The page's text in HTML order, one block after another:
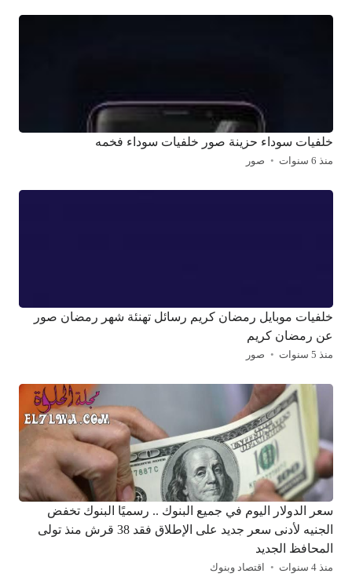
خلفيات سوداء حزينة صور خلفيات سوداء فخمه
منذ 6 سنوات صور
خلفيات موبايل رمضان كريم رسائل تهنئة شهر رمضان صور
عن رمضان كريم
منذ 5 سنوات صور
سعر الدولار اليوم في جميع البنوك .. رسميًا البنوك تخفض
الجنيه لأدنى سعر جديد على الإطلاق فقد 38 قرش منذ تولى
المحافظ الجديد
منذ 4 سنوات اقتصاد وبنوك